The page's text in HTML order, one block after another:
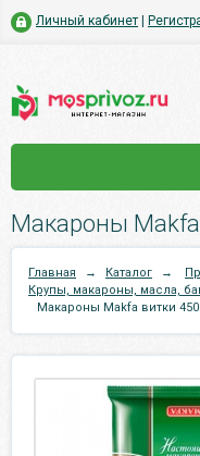
Личный кабинет
Макароны Makfa
Главная → Каталог →
Крупы, макароны, масла,
Макароны Makfa витки 450